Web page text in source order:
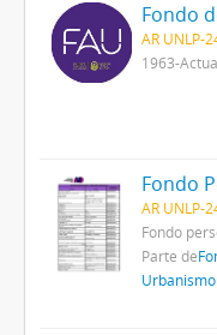
AR UNLP-
1963-
AR UNLP-
Fondo
Parte de
Urbanismo